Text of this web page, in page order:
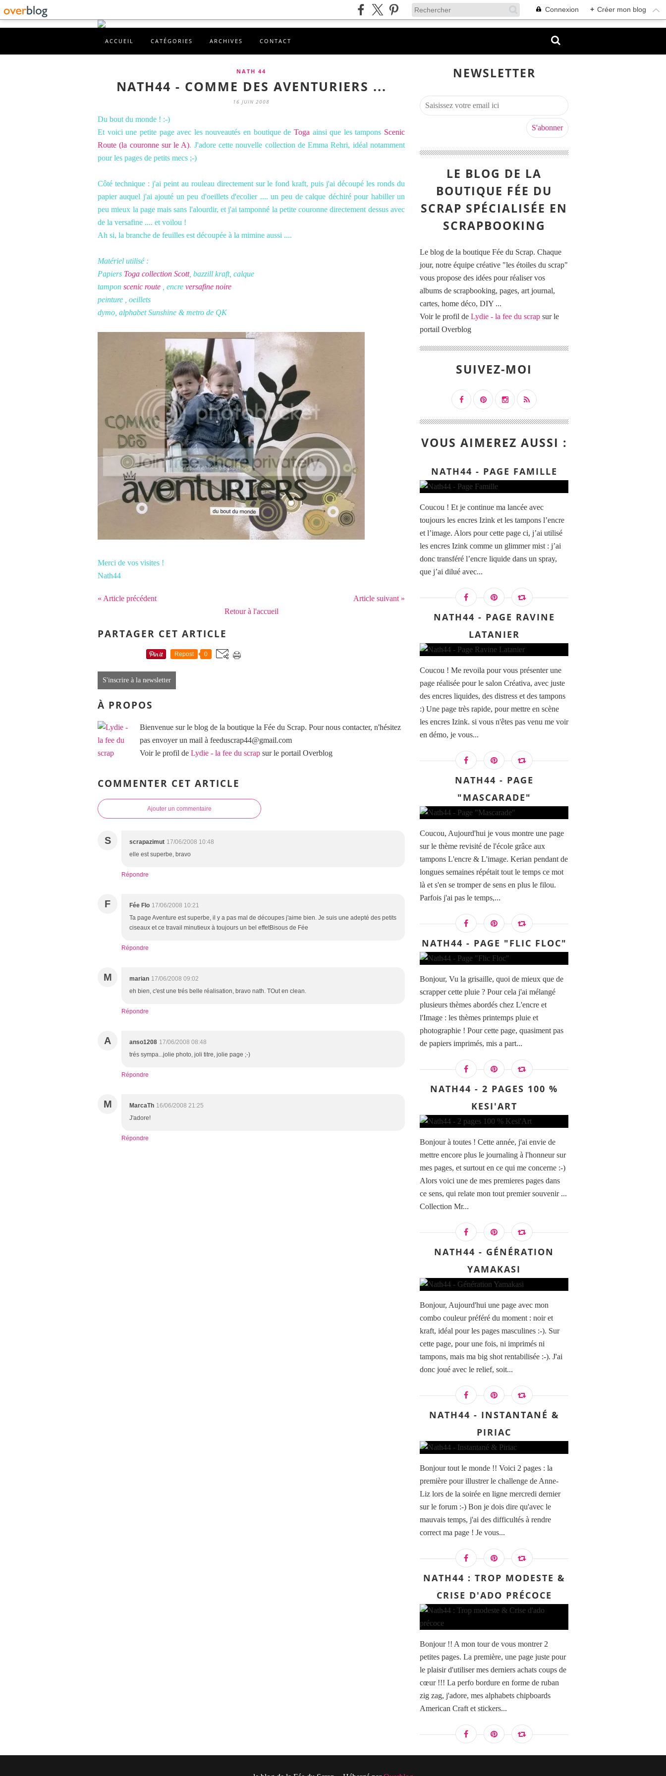
Connexion + Créer mon blog
ACCUEIL CATÉGORIES ARCHIVES CONTACT
NATH 44
NATH44 - COMME DES AVENTURIERS ...
16 JUIN 2008
Du bout du monde ! :-)
Et voici une petite page avec les nouveautés en boutique de Toga ainsi que les tampons Scenic
Route (la couronne sur le A). J'adore cette nouvelle collection de Emma Rehri, idéal notamment
pour les pages de petits mecs ;-)
Côté technique : j'ai peint au rouleau directement sur le fond kraft, puis j'ai découpé les ronds du
papier auquel j'ai ajouté un peu d'oeillets d'ecolier .... un peu de calque déchiré pour habiller un
peu mieux la page mais sans l'alourdir, et j'ai tamponné la petite couronne directement dessus avec
de la versafine .... et voilou !
Ah si, la branche de feuilles est découpée à la mimine aussi ....
Matériel utilisé :
Papiers Toga collection Scott, bazzill kraft, calque
tampon scenic route , encre versafine noire
peinture , oeillets
dymo, alphabet Sunshine & metro de QK
Merci de vos visites !
Nath44
« Article précédent
Article suivant »
Retour à l'accueil
PARTAGER CET ARTICLE
Repost 0
S'inscrire à la newsletter
À PROPOS
Bienvenue sur le blog de la boutique la Fée du Scrap. Pour nous contacter, n'hésitez
pas envoyer un mail à feeduscrap44@gmail.com
Voir le profil de Lydie - la fee du scrap sur le portail Overblog
COMMENTER CET ARTICLE
Ajouter un commentaire
S scrapazimut 17/06/2008 10:48
elle est superbe, bravo
Répondre
F Fée Flo 17/06/2008 10:21
Ta page Aventure est superbe, il y a pas mal de découpes j'aime bien. Je suis une adepté des petits
ciseaux et ce travail minutieux à toujours un bel effetBisous de Fée
Répondre
M marian 17/06/2008 09:02
eh bien, c'est une trés belle réalisation, bravo nath. TOut en clean.
Répondre
A anso1208 17/06/2008 08:48
trés sympa...jolie photo, joli titre, jolie page ;-)
Répondre
M MarcaTh 16/06/2008 21:25
J'adore!
Répondre
NEWSLETTER
LE BLOG DE LA
BOUTIQUE FÉE DU
SCRAP SPÉCIALISÉE EN
SCRAPBOOKING
Le blog de la boutique Fée du Scrap. Chaque
jour, notre équipe créative "les étoiles du scrap"
vous propose des idées pour réaliser vos
albums de scrapbooking, pages, art journal,
cartes, home déco, DIY ...
Voir le profil de Lydie - la fee du scrap sur le
portail Overblog
SUIVEZ-MOI
VOUS AIMEREZ AUSSI :
NATH44 - PAGE FAMILLE
Coucou ! Et je continue ma lancée avec
toujours les encres Izink et les tampons l’encre
et l’image. Alors pour cette page ci, j’ai utilisé
les encres Izink comme un glimmer mist : j’ai
donc transféré l’encre liquide dans un spray,
que j’ai dilué avec...
NATH44 - PAGE RAVINE
LATANIER
Coucou ! Me revoila pour vous présenter une
page réalisée pour le salon Créativa, avec juste
des encres liquides, des distress et des tampons
:) Une page très rapide, pour mettre en scène
les encres Izink. si vous n'êtes pas venu me voir
en démo, je vous...
NATH44 - PAGE
"MASCARADE"
Coucou, Aujourd'hui je vous montre une page
sur le thème revisité de l'école grâce aux
tampons L'encre & L'image. Kerian pendant de
longues semaines répétait tout le temps ce mot
là et s'en se tromper de sens en plus le filou.
Parfois j'ai pas le temps,...
NATH44 - PAGE "FLIC FLOC"
Bonjour, Vu la grisaille, quoi de mieux que de
scrapper cette pluie ? Pour cela j'ai mélangé
plusieurs thèmes abordés chez L'encre et
l'Image : les thèmes printemps pluie et
photographie ! Pour cette page, quasiment pas
de papiers imprimés, mis a part...
NATH44 - 2 PAGES 100 %
KESI'ART
Bonjour à toutes ! Cette année, j'ai envie de
mettre encore plus le journaling à l'honneur sur
mes pages, et surtout en ce qui me concerne :-)
Alors voici une de mes premieres pages dans
ce sens, qui relate mon tout premier souvenir ...
Collection Mr...
NATH44 - GÉNÉRATION
YAMAKASI
Bonjour, Aujourd'hui une page avec mon
combo couleur préféré du moment : noir et
kraft, idéal pour les pages masculines :-). Sur
cette page, pour une fois, ni imprimés ni
tampons, mais ma big shot rentabilisée :-). J'ai
donc joué avec le relief, soit...
NATH44 - INSTANTANÉ &
PIRIAC
Bonjour tout le monde !! Voici 2 pages : la
première pour illustrer le challenge de Anne-
Liz lors de la soirée en ligne mercredi dernier
sur le forum :-) Bon je dois dire qu'avec le
mauvais temps, j'ai des difficultés à rendre
correct ma page ! Je vous...
NATH44 : TROP MODESTE &
CRISE D'ADO PRÉCOCE
Bonjour !! A mon tour de vous montrer 2
petites pages. La première, une page juste pour
le plaisir d'utiliser mes derniers achats coups de
cœur !!! La perfo bordure en forme de ruban
zig zag, j'adore, mes alphabets chipboards
American Craft et stickers...